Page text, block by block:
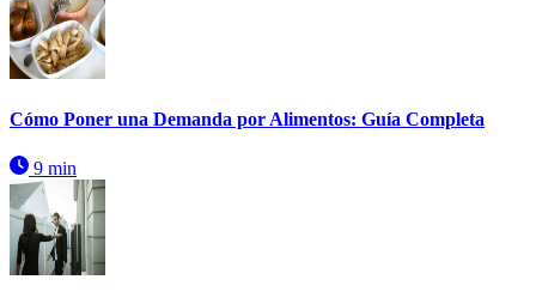
Cómo Poner una Demanda por Alimentos: Guía Completa
9 min